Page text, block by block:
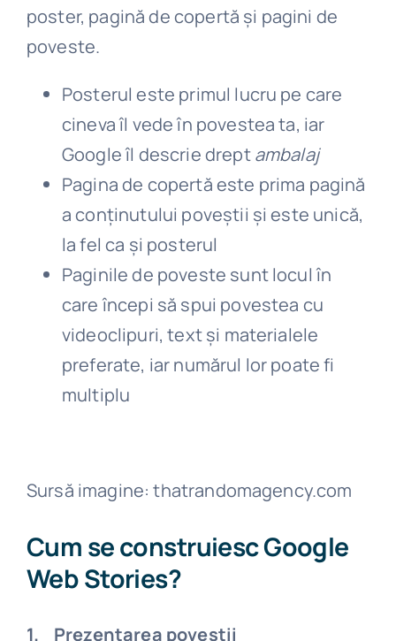
poster, pagină de copertă și pagini de
poveste.
Posterul este primul lucru pe care
cineva îl vede în povestea ta, iar
Google îl descrie dreptambalaj
Pagina de copertă este prima pagină
a conținutului poveștii și este unică,
la fel ca și posterul
Paginile de poveste sunt locul în
care începi să spui povestea cu
videoclipuri, text și materialele
preferate, iar numărul lor poate fi
multiplu
Sursă imagine: thatrandomagency.com
Cum se construiesc Google
Web Stories?
1. Prezentarea poveștii